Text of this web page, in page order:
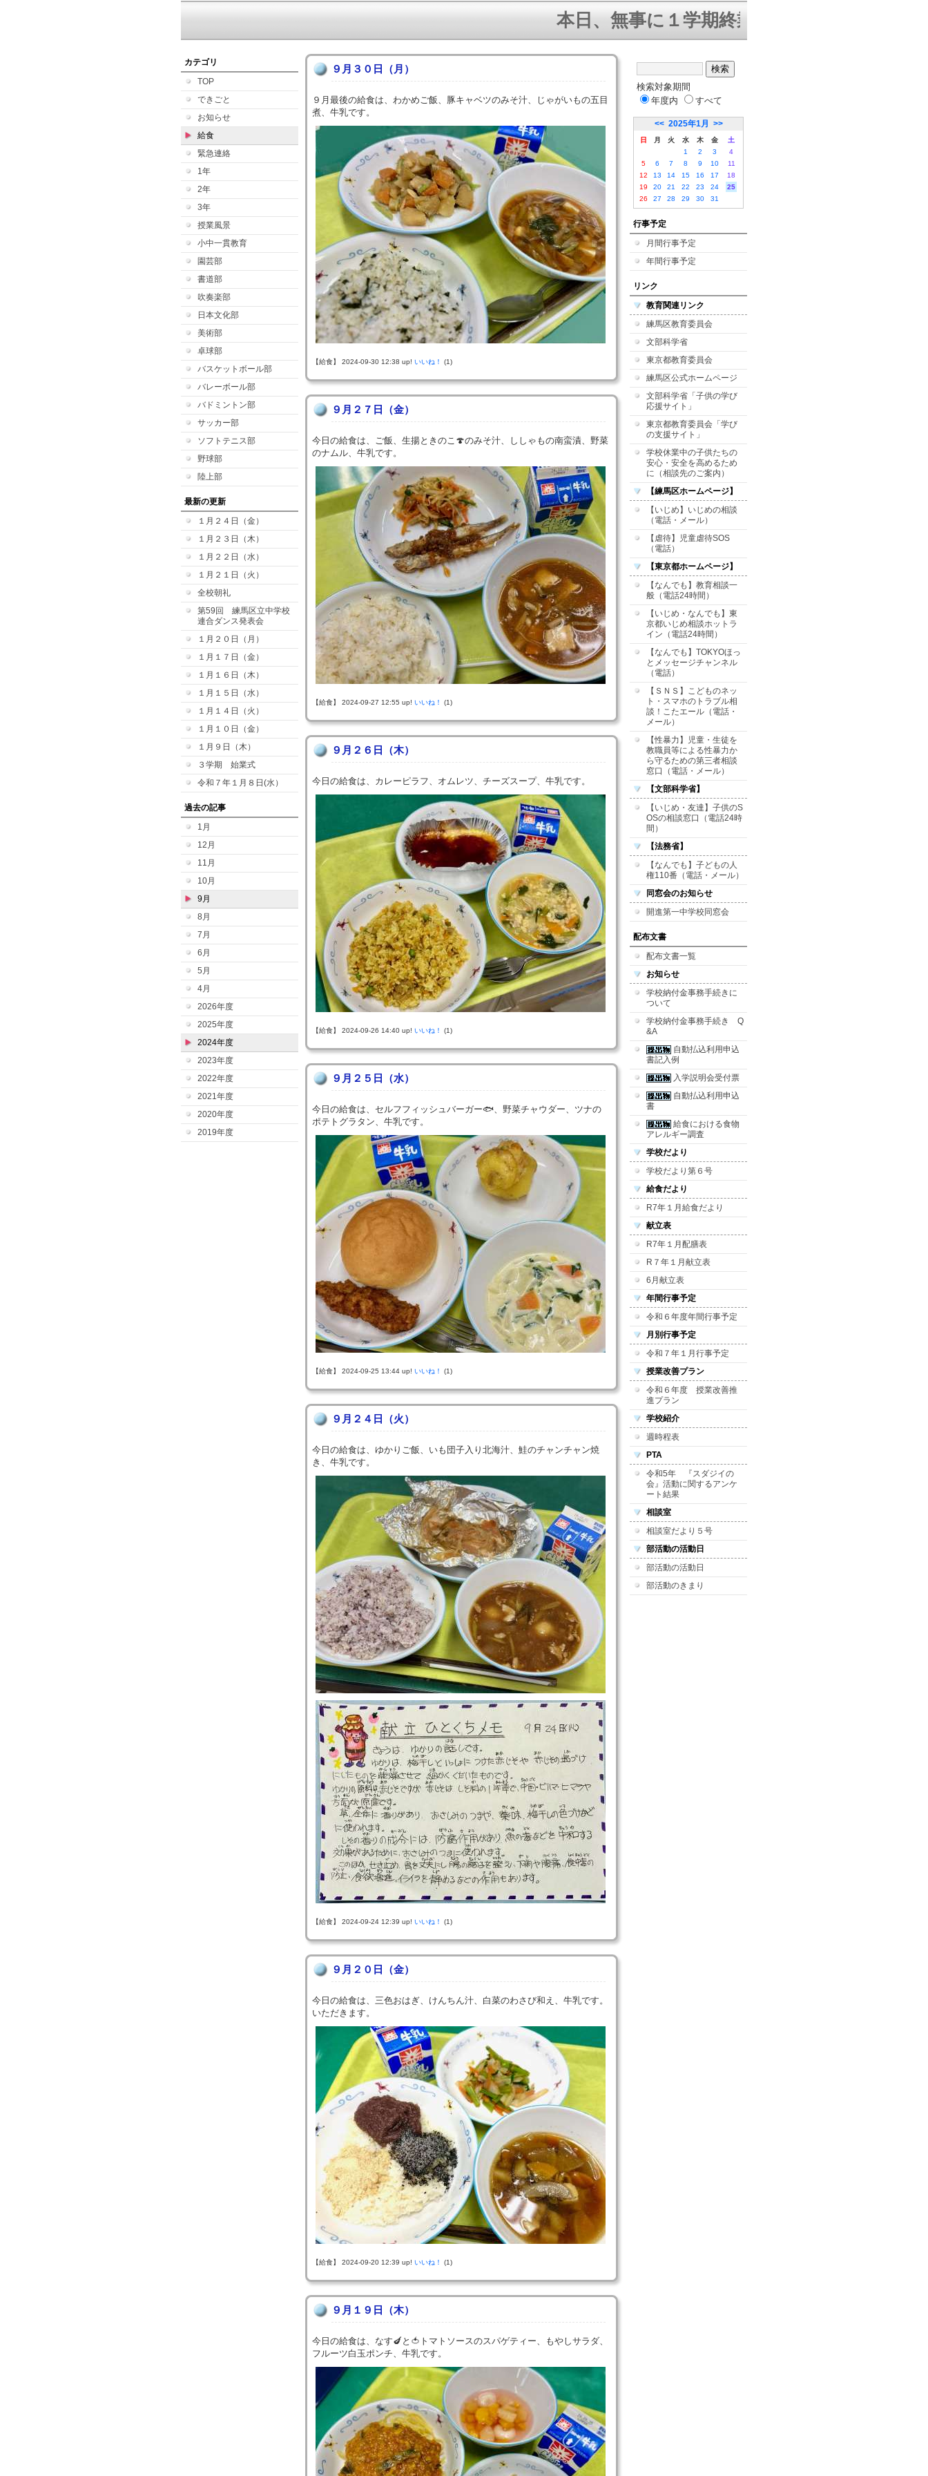
本日、無事に１学期終業式を迎えることができ
カテゴリ
TOP
できごと
お知らせ
給食
緊急連絡
1年
2年
3年
授業風景
小中一貫教育
園芸部
書道部
吹奏楽部
日本文化部
美術部
卓球部
バスケットボール部
バレーボール部
バドミントン部
サッカー部
ソフトテニス部
野球部
陸上部
最新の更新
１月２４日（金）
１月２３日（木）
１月２２日（水）
１月２１日（火）
全校朝礼
第59回 練馬区立中学校
連合ダンス発表会
１月２０日（月）
１月１７日（金）
１月１６日（木）
１月１５日（水）
１月１４日（火）
１月１０日（金）
１月９日（木）
３学期 始業式
令和７年１月８日(水）
過去の記事
1月
12月
11月
10月
9月
8月
7月
6月
5月
4月
2026年度
2025年度
2024年度
2023年度
2022年度
2021年度
2020年度
2019年度
９月３０日（月）
９月最後の給食は、わかめご飯、豚キャベツのみそ汁、じゃがいもの五目
煮、牛乳です。
【給食】 2024-09-30 12:38 up! いいね！ (1)
９月２７日（金）
今日の給食は、ご飯、生揚ときのこ🍄のみそ汁、ししゃもの南蛮漬、野菜
のナムル、牛乳です。
【給食】 2024-09-27 12:55 up! いいね！ (1)
９月２６日（木）
今日の給食は、カレーピラフ、オムレツ、チーズスープ、牛乳です。
【給食】 2024-09-26 14:40 up! いいね！ (1)
９月２５日（水）
今日の給食は、セルフフィッシュバーガー🐟、野菜チャウダー、ツナの
ポテトグラタン、牛乳です。
【給食】 2024-09-25 13:44 up! いいね！ (1)
９月２４日（火）
今日の給食は、ゆかりご飯、いも団子入り北海汁、鮭のチャンチャン焼
き、牛乳です。
【給食】 2024-09-24 12:39 up! いいね！ (1)
９月２０日（金）
今日の給食は、三色おはぎ、けんちん汁、白菜のわさび和え、牛乳です。
いただきます。
【給食】 2024-09-20 12:39 up! いいね！ (1)
９月１９日（木）
今日の給食は、なす🍆と🍅トマトソースのスパゲティー、もやしサラダ、
フルーツ白玉ポンチ、牛乳です。
検索対象期間
年度内
すべて
<< 2025年1月 >>
日 月 火 水 木 金
土
1
2 3
4
5
6 7 8 9 10
11
12
13 14 15 16 17
18
19
20 21 22 23 24
25
26
27 28 29 30 31
行事予定
月間行事予定
年間行事予定
リンク
教育関連リンク
練馬区教育委員会
文部科学省
東京都教育委員会
練馬区公式ホームページ
文部科学省「子供の学び
応援サイト」
東京都教育委員会「学び
の支援サイト」
学校休業中の子供たちの
安心・安全を高めるため
に（相談先のご案内）
【練馬区ホームページ】
【いじめ】いじめの相談
（電話・メール）
【虐待】児童虐待SOS
（電話）
【東京都ホームページ】
【なんでも】教育相談一
般（電話24時間）
【いじめ・なんでも】東
京都いじめ相談ホットラ
イン（電話24時間）
【なんでも】TOKYOほっ
とメッセージチャンネル
（電話）
【ＳＮＳ】こどものネッ
ト・スマホのトラブル相
談！こたエール（電話・
メール）
【性暴力】児童・生徒を
教職員等による性暴力か
ら守るための第三者相談
窓口（電話・メール）
【文部科学省】
【いじめ・友達】子供のS
OSの相談窓口（電話24時
間）
【法務省】
【なんでも】子どもの人
権110番（電話・メール）
同窓会のお知らせ
開進第一中学校同窓会
配布文書
配布文書一覧
お知らせ
学校納付金事務手続きに
ついて
学校納付金事務手続き Q
&A
自動払込利用申込
書記入例
入学説明会受付票
自動払込利用申込
書
給食における食物
アレルギー調査
学校だより
学校だより第６号
給食だより
R7年１月給食だより
献立表
R7年１月配膳表
R７年１月献立表
6月献立表
年間行事予定
令和６年度年間行事予定
月別行事予定
令和７年１月行事予定
授業改善プラン
令和６年度 授業改善推
進プラン
学校紹介
週時程表
PTA
令和5年 『スダジイの
会』活動に関するアンケ
ート結果
相談室
相談室だより５号
部活動の活動日
部活動の活動日
部活動のきまり